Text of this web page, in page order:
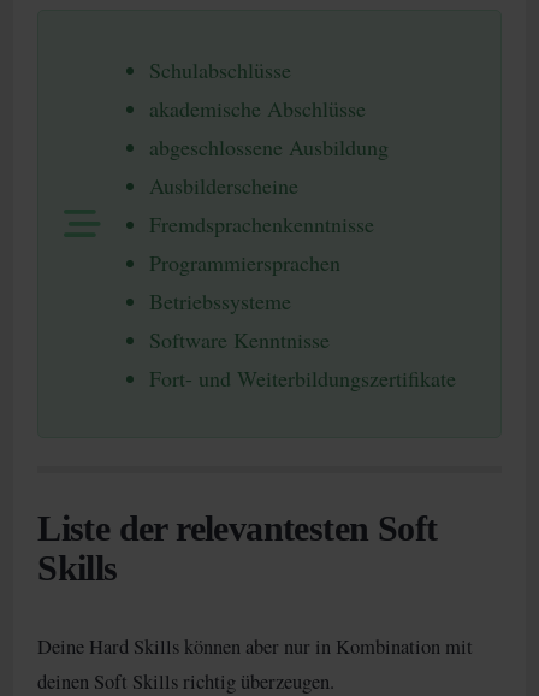
Schulabschlüsse
akademische Abschlüsse
abgeschlossene Ausbildung
Ausbilderscheine
Fremdsprachenkenntnisse
Programmiersprachen
Betriebssysteme
Software Kenntnisse
Fort- und Weiterbildungszertifikate
Liste der relevantesten Soft
Skills
Deine Hard Skills können aber nur in Kombination mit
deinen Soft Skills richtig überzeugen.